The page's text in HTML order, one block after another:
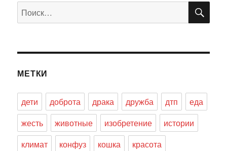
Искать:
МЕТКИ
дети доброта драка дружба дтп
еда
жесть
животные изобретение
истории
климат
конфуз кошка
красота